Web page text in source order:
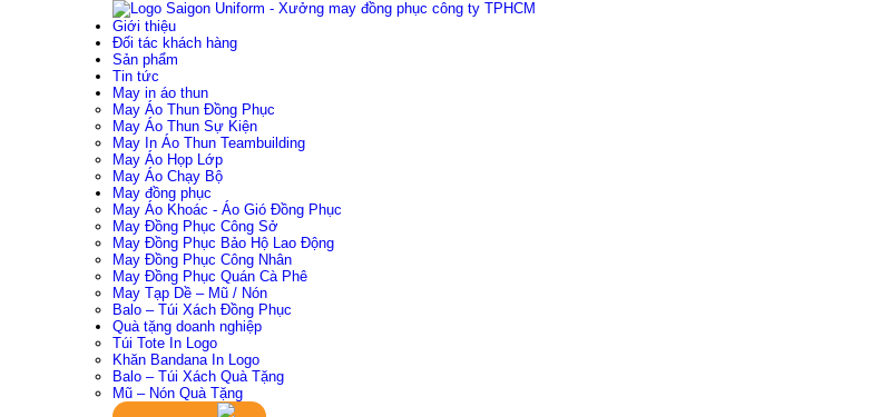
Giới thiệu
Đối tác khách hàng
Sản phẩm
Tin tức
May in áo thun
May Áo Thun Đồng Phục
May Áo Thun Sự Kiện
May In Áo Thun Teambuilding
May Áo Họp Lớp
May Áo Chạy Bộ
May đồng phục
May Áo Khoác - Áo Gió Đồng Phục
May Đồng Phục Công Sở
May Đồng Phục Bảo Hộ Lao Động
May Đồng Phục Công Nhân
May Đồng Phục Quán Cà Phê
May Tạp Dề – Mũ / Nón
Balo – Túi Xách Đồng Phục
Quà tặng doanh nghiệp
Túi Tote In Logo
Khăn Bandana In Logo
Balo – Túi Xách Quà Tặng
Mũ – Nón Quà Tặng